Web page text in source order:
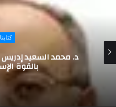
كتابنا
الموسوعه الشامله